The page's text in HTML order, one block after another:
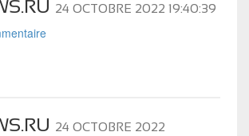
24 OCTOBRE 2022 19:40:39
24 OCTOBRE 2022